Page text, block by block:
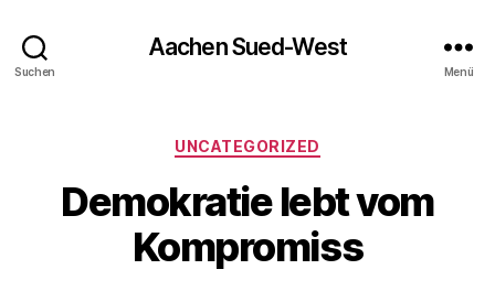
Suchen
Aachen Sued-West
Menü
Kategorien
UNCATEGORIZED
Demokratie lebt vom
Kompromiss